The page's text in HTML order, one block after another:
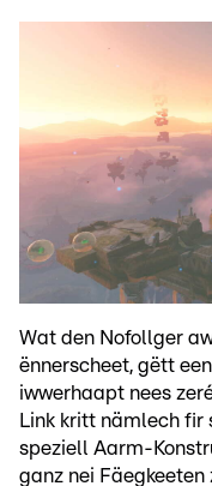
Wat den Nofollger
ënnerscheet, gëtt
iwwerhaapt nees
Link kritt nämlech fir
speziell Aarm-
ganz nei